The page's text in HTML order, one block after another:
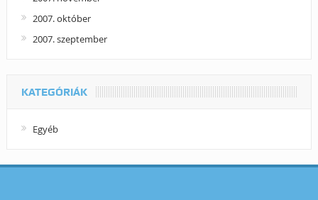
2007. október
2007. szeptember
KATEGÓRIÁK
Egyéb